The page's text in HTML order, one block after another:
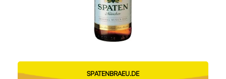
SPATENBRAEU.DE